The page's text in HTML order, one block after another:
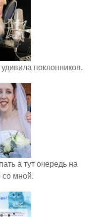
поклонников.
а тут очередь на
мной.